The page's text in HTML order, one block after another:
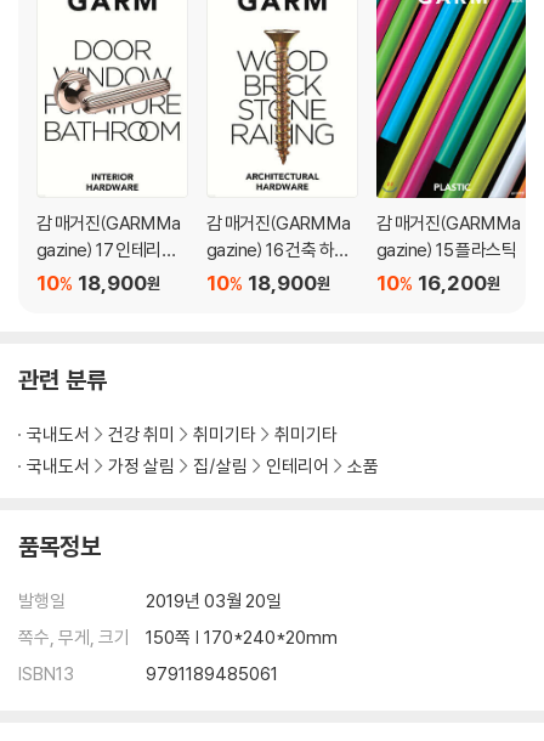
3.3 미래 창호의 개발과 기술 122
- 국내 창호시장의 변화와 미래를 예측하다
- 미래 창호를 고민하다: LG 하우시스 연구소 김종태
- 시장의 변화에 따라 진화하다: 이건창호 R&D센터 이태헌
4.1 보고 만지고 경험하는 창호 138
4.2 창호 제작사가 추천하는 대리점 146
감 매거진(GARM Ma
gazine) 17 인테리어
하드웨어18,900원
10%
감 매거진(GARM Ma
gazine) 16 건축 하드
웨어 18,900원
10%
감 매거진(GARM Ma
gazine) 15 플라스틱
16,200원
10%
관련 분류
국내도서 건강 취미 취미기타
취미기타
국내도서
가정 살림 집/살림 인테리어 소품
품목정보
발행일
2019년 03월 20일
쪽수, 무게, 크기
150쪽 | 170*240*20mm
ISBN13
9791189485061